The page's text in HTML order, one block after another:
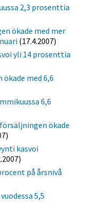
2,3 prosenttia
ökade med mer
(17.4.2007)
yli 14 prosenttia
med 6,6
6,6
ökade
kasvoi
på årsnivå
5,5